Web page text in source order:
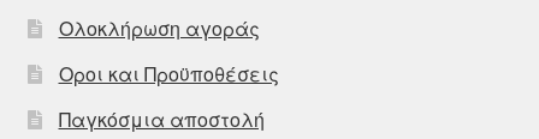
Ολοκλήρωση αγοράς
Οροι και Προϋποθέσεις
Παγκόσμια αποστολή